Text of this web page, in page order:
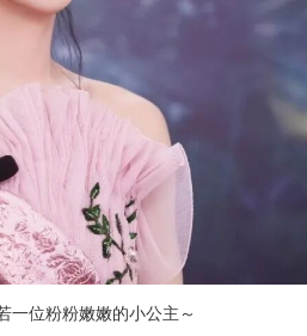
一位粉粉嫩嫩的小公主～